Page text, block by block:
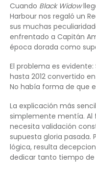
Cuando Black Widow
Harbour nos regaló un
sus muchas
enfrentado a Capitán
época dorada como
El problema es evidente:
hasta 2012 convertido
No había forma de que
La explicación más
simplemente mentía. Al
necesita validación
supuesta gloria pasada.
lógica, resulta
dedicar tanto tiempo